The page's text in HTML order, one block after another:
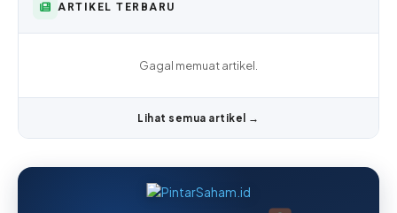
ARTIKEL TERBARU
Gagal memuat artikel.
Lihat semua artikel →